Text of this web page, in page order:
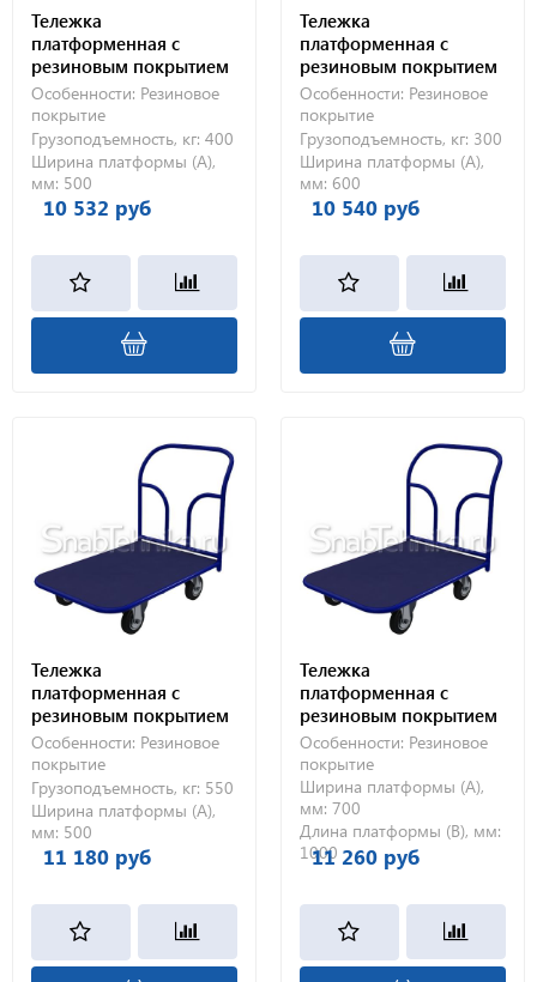
Тележка
платформенная с
резиновым покрытием
ТПР 9 (500х1000) 160-Ч
Особенности: Резиновое
покрытие
Грузоподъемность, кг: 400
Ширина платформы (А),
мм: 500
10 532 руб
Тележка
платформенная с
резиновым покрытием
ТПР 2 (600х900) 125-Ч
Особенности: Резиновое
покрытие
Грузоподъемность, кг: 300
Ширина платформы (А),
мм: 600
10 540 руб
Тележка
платформенная с
резиновым покрытием
ТПР 9 (500х1000) 200-Ч
Особенности: Резиновое
покрытие
Грузоподъемность, кг: 550
Ширина платформы (А),
мм: 500
11 180 руб
Тележка
платформенная с
резиновым покрытием
ТПР 8 (700х1000) без
колес
Особенности: Резиновое
покрытие
Ширина платформы (А),
мм: 700
Длина платформы (В), мм:
1000
11 260 руб